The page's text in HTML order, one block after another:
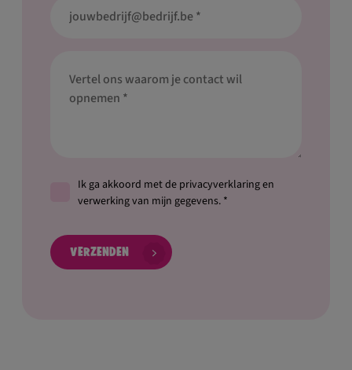
Ik ga akkoord met de privacyverklaring en
verwerking van mijn gegevens. *
Verzenden